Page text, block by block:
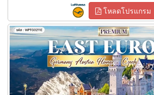
โหลดโปรแกรม
ทัวร์ยุโรปตะวันออก 11 วัน 8 คืน พักหมู่บ้านฮัล